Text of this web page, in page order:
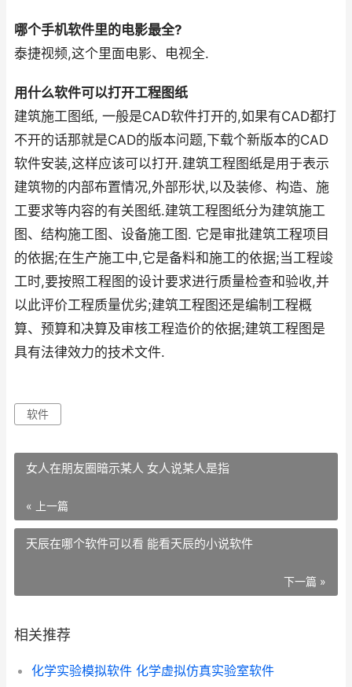
哪个手机软件里的电影最全?
泰捷视频,这个里面电影、电视全.
用什么软件可以打开工程图纸
建筑施工图纸, 一般是CAD软件打开的,如果有CAD都打
不开的话那就是CAD的版本问题,下载个新版本的CAD
软件安装,这样应该可以打开.建筑工程图纸是用于表示
建筑物的内部布置情况,外部形状,以及装修、构造、施
工要求等内容的有关图纸.建筑工程图纸分为建筑施工
图、结构施工图、设备施工图. 它是审批建筑工程项目
的依据;在生产施工中,它是备料和施工的依据;当工程竣
工时,要按照工程图的设计要求进行质量检查和验收,并
以此评价工程质量优劣;建筑工程图还是编制工程概
算、预算和决算及审核工程造价的依据;建筑工程图是
具有法律效力的技术文件.
软件
女人在朋友圈暗示某人 女人说某人是指
« 上一篇
天辰在哪个软件可以看 能看天辰的小说软件
下一篇 »
相关推荐
化学实验模拟软件 化学虚拟仿真实验室软件